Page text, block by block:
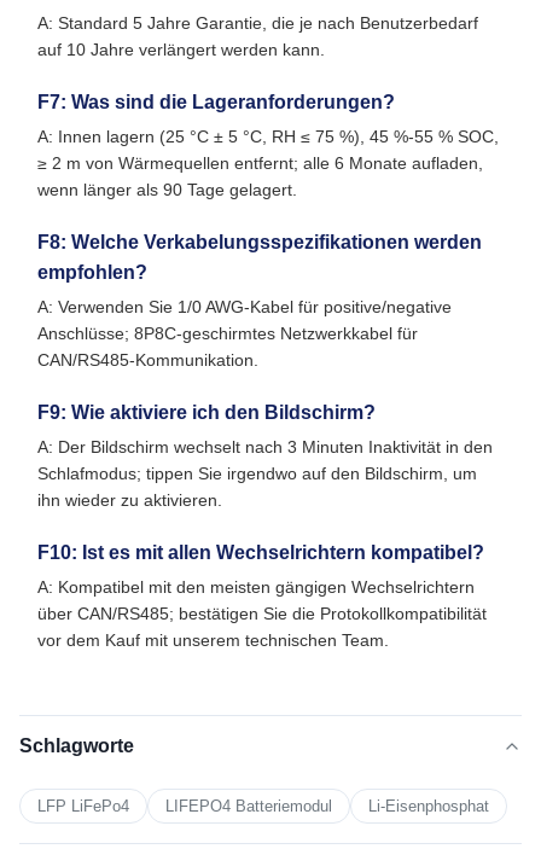
A: Standard 5 Jahre Garantie, die je nach Benutzerbedarf
auf 10 Jahre verlängert werden kann.
F7: Was sind die Lageranforderungen?
A: Innen lagern (25 °C ± 5 °C, RH ≤ 75 %), 45 %-55 % SOC,
≥ 2 m von Wärmequellen entfernt; alle 6 Monate aufladen,
wenn länger als 90 Tage gelagert.
F8: Welche Verkabelungsspezifikationen werden
empfohlen?
A: Verwenden Sie 1/0 AWG-Kabel für positive/negative
Anschlüsse; 8P8C-geschirmtes Netzwerkkabel für
CAN/RS485-Kommunikation.
F9: Wie aktiviere ich den Bildschirm?
A: Der Bildschirm wechselt nach 3 Minuten Inaktivität in den
Schlafmodus; tippen Sie irgendwo auf den Bildschirm, um
ihn wieder zu aktivieren.
F10: Ist es mit allen Wechselrichtern kompatibel?
A: Kompatibel mit den meisten gängigen Wechselrichtern
über CAN/RS485; bestätigen Sie die Protokollkompatibilität
vor dem Kauf mit unserem technischen Team.
Schlagworte
LFP LiFePo4 LIFEPO4 Batteriemodul Li-Eisenphosphat